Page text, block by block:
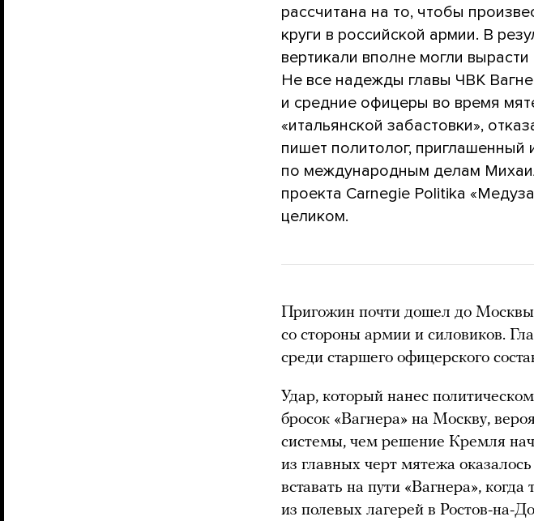
рассчитана на то, чтобы
круги в российской армии. В
вертикали вполне могли
Не все надежды главы ЧВК
и средние офицеры во время
«итальянской забастовки»,
пишет политолог, приглашенный
по международным делам
проекта Carnegie Politika
целиком.
Пригожин почти дошел до Москвы,
со стороны армии и силовиков.
среди старшего офицерского
Удар, который нанес
бросок «Вагнера» на Москву,
системы, чем решение Кремля
из главных черт мятежа
вставать на пути «Вагнера»,
из полевых лагерей в Ростов-на-